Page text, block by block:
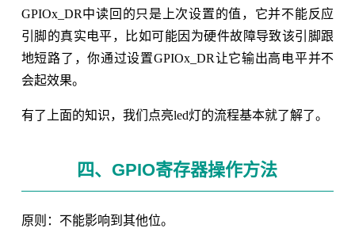
GPIOx_DR中读回的只是上次设置的值，它并不能反应
引脚的真实电平，比如可能因为硬件故障导致该引脚跟
地短路了，你通过设置GPIOx_DR让它输出高电平并不
会起效果。
有了上面的知识，我们点亮led灯的流程基本就了解了。
四、GPIO寄存器操作方法
原则：不能影响到其他位。